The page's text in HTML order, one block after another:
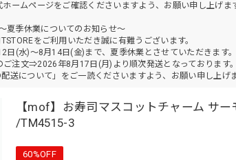
ームページをご確認くださいますよう、お願い申し上げま
夏季休業についてのお知らせ～
をご利用いただき誠に有難うございます。
日(水)～8月14日(金)まで、夏季休業とさせていただきます。
注文⇒2026年8月17日(月)より順次発送となっております。
送について」をご一読くださいますよう、お願い申し上げま
【mof】お寿司マスコットチャーム サー
/TM4515-3
60%OFF